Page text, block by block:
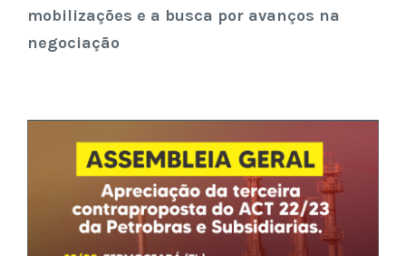
mobilizações e a busca por avanços na
negociação